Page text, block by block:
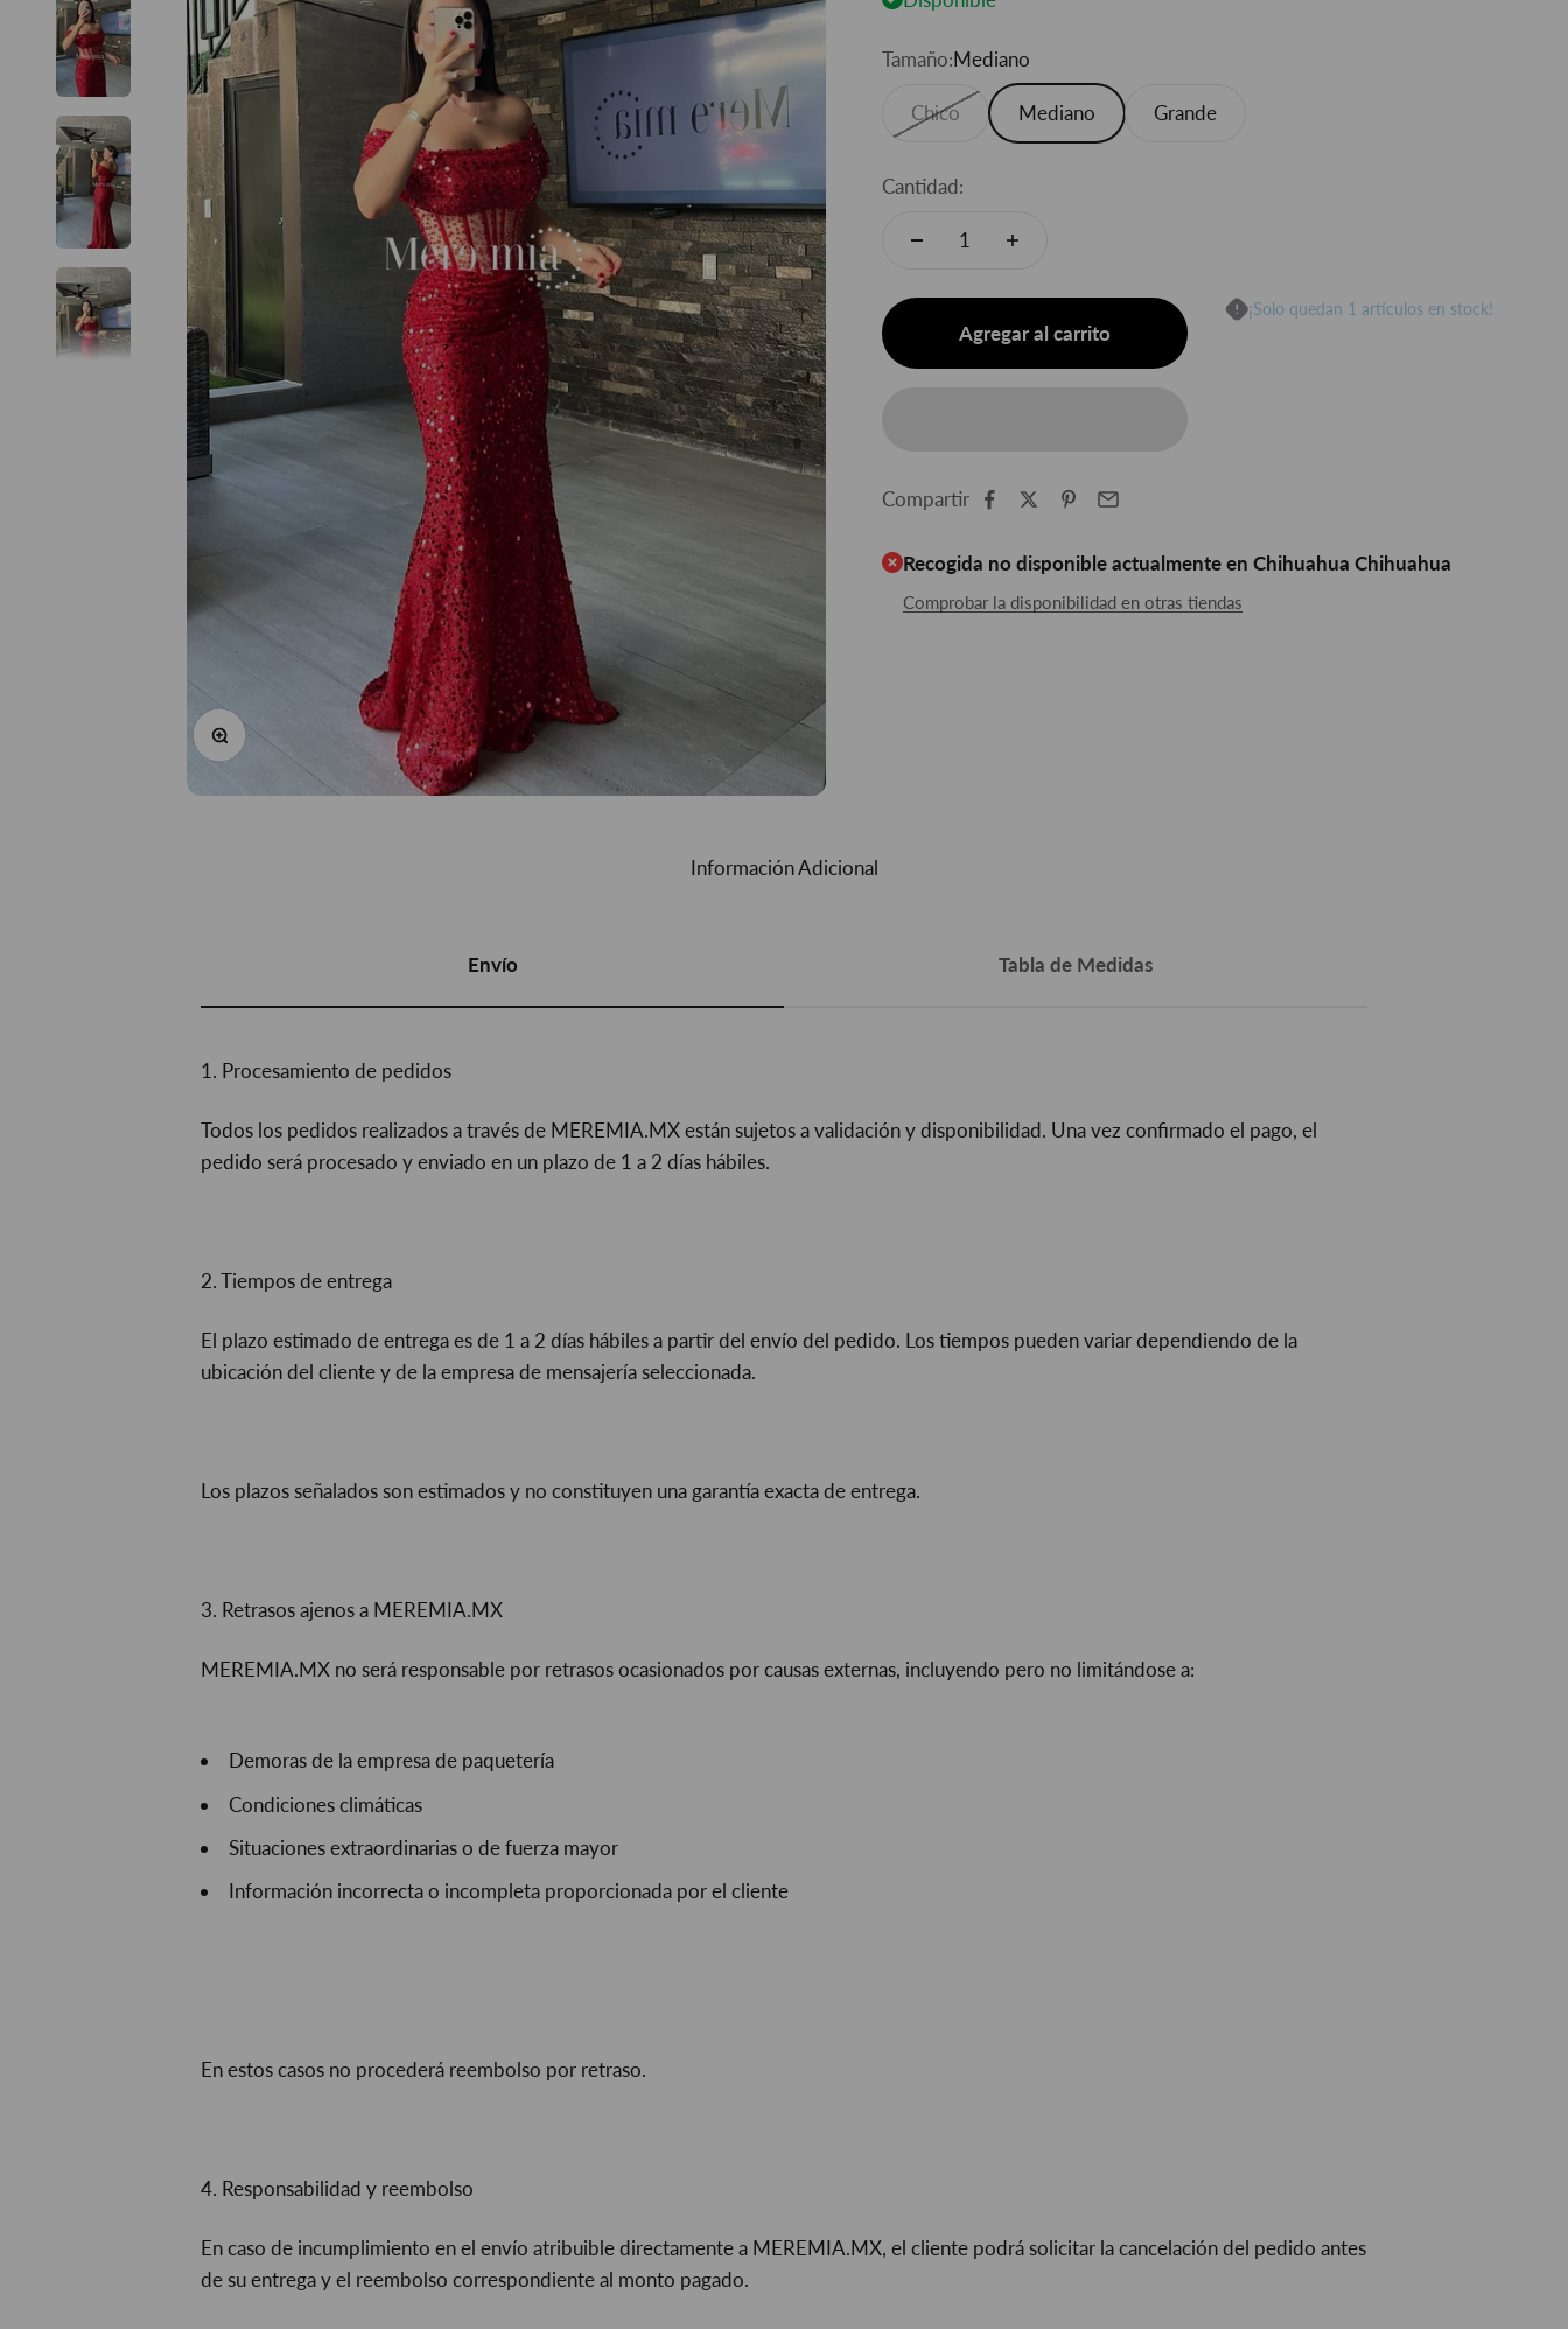
Zoom
Tamaño:Mediano
Chico Mediano Grande
Cantidad:
Agregar al carrito
¡Solo quedan 1 artículos en stock!
Compartir
Recogida no disponible actualmente en Chihuahua Chihuahua
Comprobar la disponibilidad en otras tiendas
Información Adicional
Envío
1. Procesamiento de pedidos
Todos los pedidos realizados a través de MEREMIA.MX están sujetos a validación y disponibilidad. Una vez confirmado el pago, el
pedido será procesado y enviado en un plazo de 1 a 2 días hábiles.
2. Tiempos de entrega
El plazo estimado de entrega es de 1 a 2 días hábiles a partir del envío del pedido. Los tiempos pueden variar dependiendo de la
ubicación del cliente y de la empresa de mensajería seleccionada.
Los plazos señalados son estimados y no constituyen una garantía exacta de entrega.
3. Retrasos ajenos a MEREMIA.MX
MEREMIA.MX no será responsable por retrasos ocasionados por causas externas, incluyendo pero no limitándose a:
Demoras de la empresa de paquetería
Condiciones climáticas
Situaciones extraordinarias o de fuerza mayor
Información incorrecta o incompleta proporcionada por el cliente
En estos casos no procederá reembolso por retraso.
4. Responsabilidad y reembolso
En caso de incumplimiento en el envío atribuible directamente a MEREMIA.MX, el cliente podrá solicitar la cancelación del pedido antes
de su entrega y el reembolso correspondiente al monto pagado.
Tabla de Medidas